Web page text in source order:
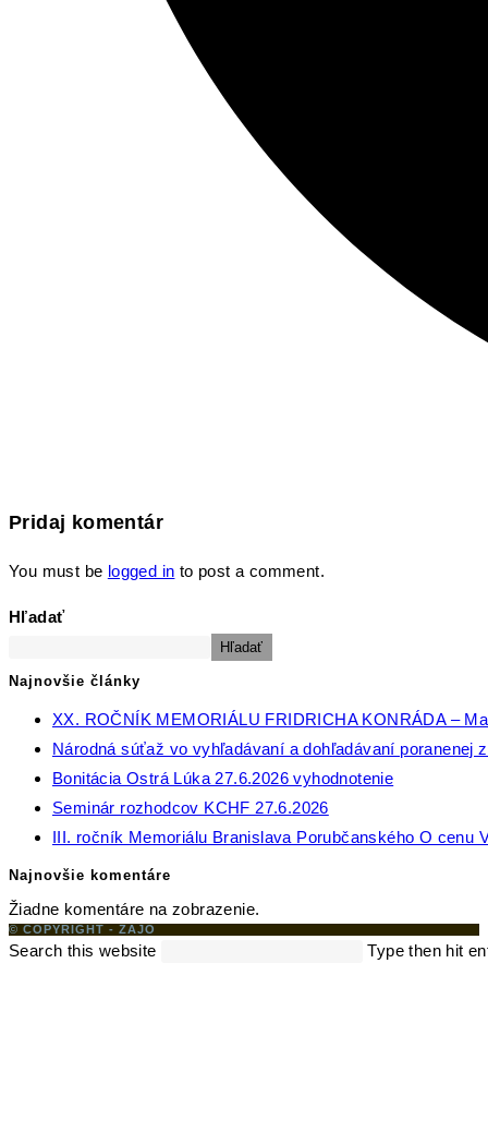
Pridaj komentár
You must be logged in to post a comment.
Hľadať
Hľadať
Najnovšie články
XX. ROČNÍK MEMORIÁLU FRIDRICHA KONRÁDA –
Národná súťaž vo vyhľadávaní a dohľadávaní poranenej
Bonitácia Ostrá Lúka 27.6.2026 vyhodnotenie
Seminár rozhodcov KCHF 27.6.2026
III. ročník Memoriálu Branislava Porubčanského O cenu
Najnovšie komentáre
Žiadne komentáre na zobrazenie.
© COPYRIGHT - ZAJO
Search this website Type then hit